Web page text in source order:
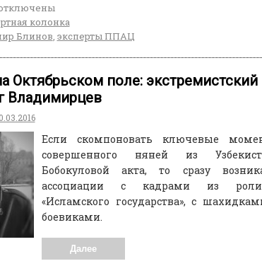
колонка
Блинов, эксперты ППАЦ
Октябрьском поле: экстремистский
Владимирцев
Если скомпоновать ключевые
совершенного няней из
Бобокуловой акта, то сразу
ассоциации с кадрами из
«Исламского государства», с
боевиками.
Далее